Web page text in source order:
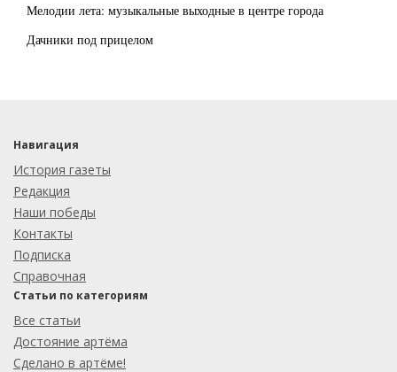
Мелодии лета: музыкальные выходные в центре города
Дачники под прицелом
Навигация
История газеты
Редакция
Наши победы
Контакты
Подписка
Справочная
Статьи по категориям
Все статьи
Достояние артёма
Сделано в артёме!